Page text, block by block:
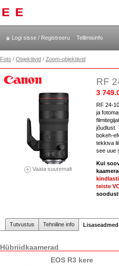
Logi sisse / Registreeru Tellimisinfo
Foto / Objektiivid / Zoom-objektiivid
Vaata suuremalt
RF
3
RF 24-
ja
jõudlust.
bokeh-
tekkiva
see uue
Kui
teiste
Tutvustus Tehniline info
Hübriidkaamerad
EOS R3 kere